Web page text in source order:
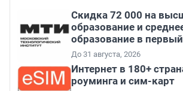
Скидка 72 000 на
образование и
образование в
До 31 августа, 2026
Интернет в 180+
роуминга и сим-карт